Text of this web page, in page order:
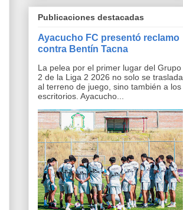
Publicaciones destacadas
Ayacucho FC presentó reclamo
contra Bentín Tacna
La pelea por el primer lugar del Grupo
2 de la Liga 2 2026 no solo se traslada
al terreno de juego, sino también a los
escritorios. Ayacucho...